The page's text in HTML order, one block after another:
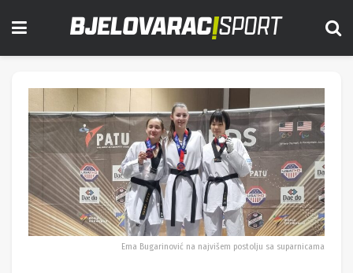
Ema Bugarinović na najvišem postolju sa suparnicama